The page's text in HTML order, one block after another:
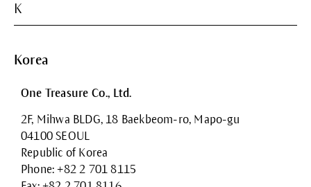
K
Korea
One Treasure Co., Ltd.
2F, Mihwa BLDG, 18 Baekbeom-ro, Mapo-gu
04100 SEOUL
Republic of Korea
Phone: +82 2 701 8115